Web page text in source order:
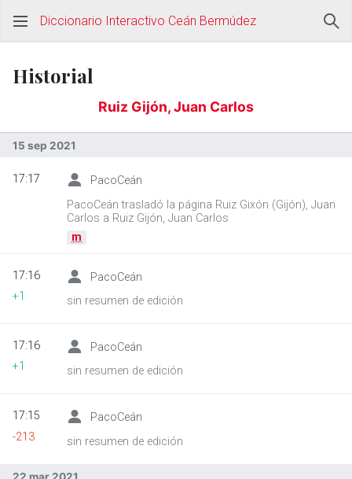
Abrir menú principal
Diccionario Interactivo Ceán Bermúdez
Historial
Ruiz Gijón, Juan Carlos
15 sep 2021
PacoCeán
PacoCeán trasladó la página Ruiz Gixón (Gijón), Juan
Carlos a Ruiz Gijón, Juan Carlos
m
17:17
PacoCeán
sin resumen de edición
17:16
+1
PacoCeán
sin resumen de edición
17:16
+1
PacoCeán
sin resumen de edición
17:15
-213